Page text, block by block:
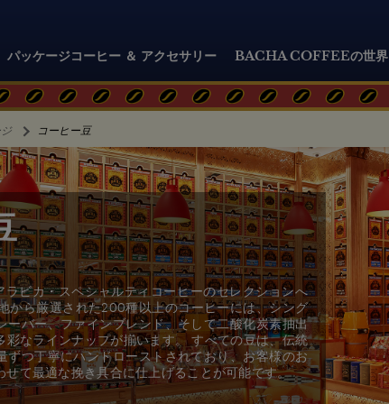
パッケージコーヒー ＆ アクセサリー BACHA COFFEEの世界
コーヒー豆
ラビカ・スペシャルティコーヒーのセレクションへ
から厳選された200種以上のコーヒーには、シング
ーバー、ファインブレンド、そして二酸化炭素抽出
彩なラインナップが揃います。 すべての豆は、伝統
ずつ丁寧にハンドローストされており、お客様のお
せて最適な挽き具合に仕上げることが可能です。